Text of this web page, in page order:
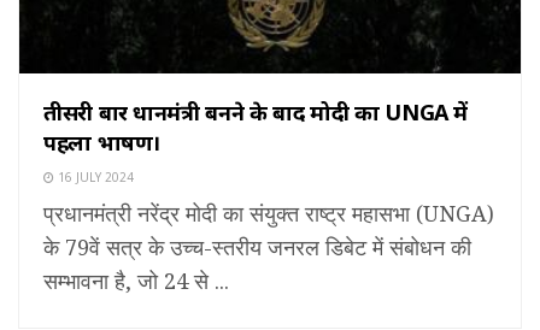
तीसरी बार प्रधानमंत्री बनने के बाद मोदी का UNGA में
पहला भाषण।
16 JULY 2024
प्रधानमंत्री नरेंद्र मोदी का संयुक्त राष्ट्र महासभा (UNGA)
के 79वें सत्र के उच्च-स्तरीय जनरल डिबेट में संबोधन की
सम्भावना है, जो 24 से ...